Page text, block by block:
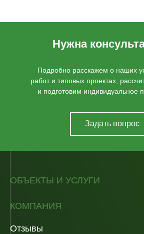
Нужна
Подробно расскажем о наших
работ и типовых проектах,
и подготовим индивидуальное
Задать вопрос
ОБЪЕКТЫ И УСЛУГИ
КОМПАНИЯ
Отзывы